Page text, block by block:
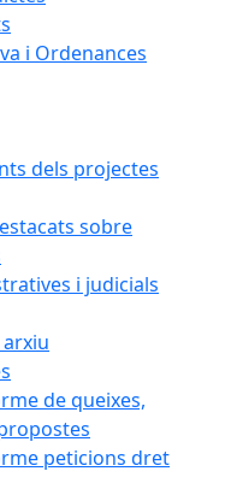
i Ordenances
dels projectes
sobre
i judicials
de queixes,
peticions dret